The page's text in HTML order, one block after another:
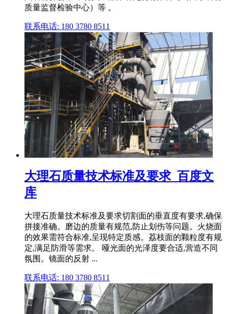
质量监督检验中心）等 。
联系电话: 180 3780 8511
大理石质量技术标准及要求_百度文
库
大理石质量技术标准及要求切割面的垂直度有要求,确保
拼接准确。磨边的质量有规范,防止划伤等问题。火烧面
的效果需符合标准,呈现特定质感。荔枝面的颗粒度有规
定,满足防滑等需求。 哑光面的光泽度要合适,营造不同
氛围。镜面的反射 ...
联系电话: 180 3780 8511